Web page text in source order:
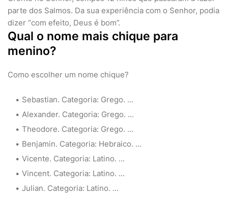
parte dos Salmos. Da sua experiência com o Senhor, podia
dizer “com efeito, Deus é bom”.
Qual o nome mais chique para
menino?
Como escolher um nome chique?
Sebastian. Categoria: Grego. ...
Alexander. Categoria: Grego. ...
Theodore. Categoria: Grego. ...
Benjamin. Categoria: Hebraico. ...
Vicente. Categoria: Latino. ...
Vincent. Categoria: Latino. ...
Julian. Categoria: Latino. ...